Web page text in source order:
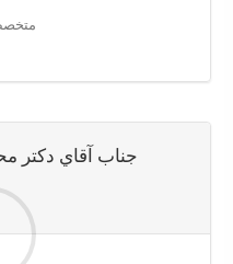
جناب آقاي دكتر